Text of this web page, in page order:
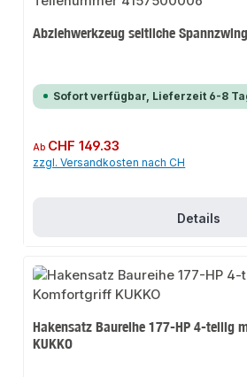
Abziehwerkzeug seitliche
Sofort verfügbar, Lieferzeit 6-8
Regulärer Preis:
Ab CHF 149.33
zzgl. Versandkosten nach CH
Details
Hakensatz Baureihe 177-HP 4-teilig
KUKKO